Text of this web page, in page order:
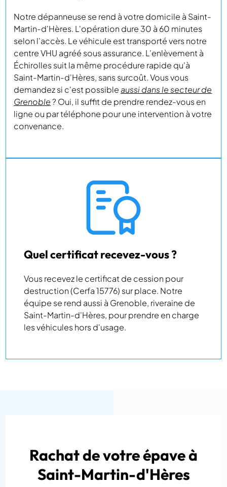
Notre dépanneuse se rend à votre domicile à Saint-
Martin-d'Hères. L'opération dure 30 à 60 minutes
selon l'accès. Le véhicule est transporté vers notre
centre VHU agréé sous assurance. L'enlèvement à
Échirolles suit la même procédure rapide qu'à
Saint-Martin-d'Hères, sans surcoût. Vous vous
demandez si c'est possibleaussi dans le secteur de
Grenoble? Oui, il suffit de prendre rendez-vous en
ligne ou par téléphone pour une intervention à votre
convenance.
Quel certificat recevez-vous ?
Vous recevez le certificat de cession pour
destruction (Cerfa 15776) sur place. Notre
équipe se rend aussi à Grenoble, riveraine de
Saint-Martin-d'Hères, pour prendre en charge
les véhicules hors d'usage.
Rachat de votre épave à
Saint-Martin-d'Hères